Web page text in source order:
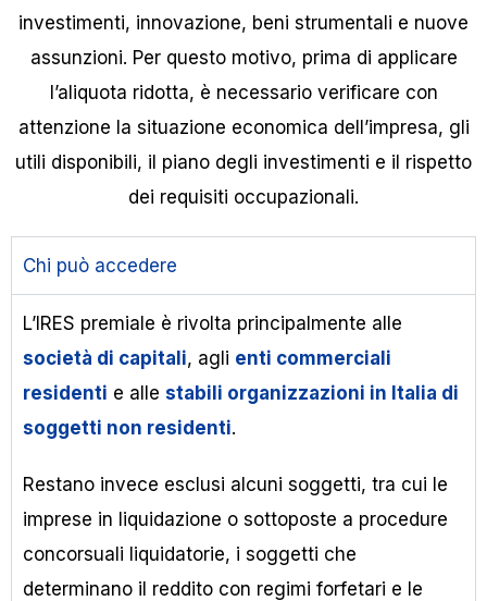
investimenti, innovazione, beni strumentali e nuove
assunzioni. Per questo motivo, prima di applicare
l’aliquota ridotta, è necessario verificare con
attenzione la situazione economica dell’impresa, gli
utili disponibili, il piano degli investimenti e il rispetto
dei requisiti occupazionali.
Chi può accedere
L’IRES premiale è rivolta principalmente alle
società di capitali, agli enti commerciali
residenti e alle stabili organizzazioni in Italia di
soggetti non residenti.
Restano invece esclusi alcuni soggetti, tra cui le
imprese in liquidazione o sottoposte a procedure
concorsuali liquidatorie, i soggetti che
determinano il reddito con regimi forfetari e le